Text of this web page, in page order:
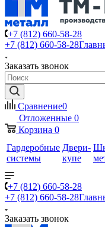
+7 (812) 660-58-28
+7 (812) 660-58-28
Заказать звонок
Сравнение0
Отложенные 0
Корзина 0
Гардеробные
системы
Двери-
купе
+7 (812) 660-58-28
+7 (812) 660-58-28
Заказать звонок